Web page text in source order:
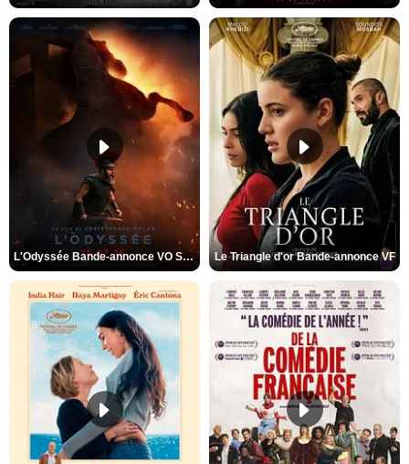
L'Odyssée Bande-annonce VO STFR Le Triangle d'or Bande-annonce VF